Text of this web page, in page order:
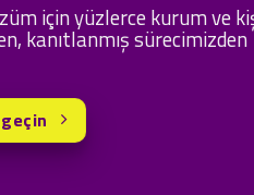
için yüzlerce kurum ve
kanıtlanmış sürecimizden